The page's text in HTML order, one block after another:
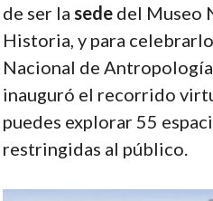
de ser la sededel Museo
Historia, y para
Nacional de
inauguró el recorrido
puedes explorar 55
restringidas al público.